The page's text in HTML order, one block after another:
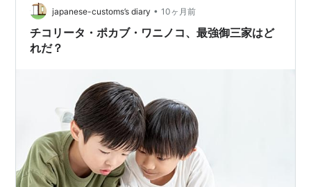
japanese-customs’s diary • 10ヶ月前
チコリータ・ポカブ・ワニノコ、最強御三家はど
れだ？